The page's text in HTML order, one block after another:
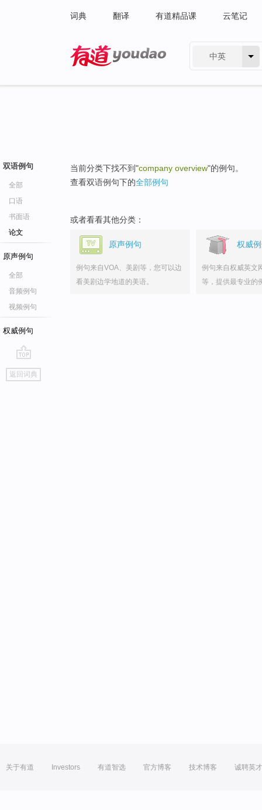
词典 翻译 有道精品课 云笔记
中英
双语例句
全部
口语
书面语
论文
原声例句
全部
音频例句
视频例句
权威例句
go
top
返回词典
当前分类下找不到"company overview"的例句。
查看双语例句下的全部例句
或者看看其他分类：
原声例句
例句来自VOA、美剧等，您可以边
看美剧边学地道的美语。
权威
例句来自权威英文
等，提供最专业的
关于有道 Investors 有道智选 官方博客 技术博客 诚聘英才